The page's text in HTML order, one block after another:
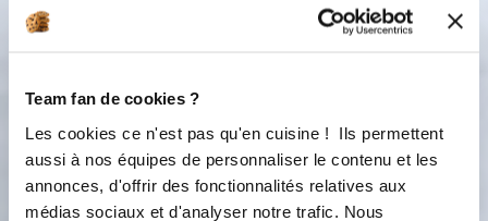
Team fan de cookies ?
Les cookies ce n'est pas qu'en cuisine ! Ils permettent
aussi à nos équipes de personnaliser le contenu et les
annonces, d'offrir des fonctionnalités relatives aux
médias sociaux et d'analyser notre trafic. Nous
120 °C
2
Ajoutez par dessus les bouquets de
brocolis et les haricots verts puis
programmez 10 minutes - 120°C -
vitesse 2.